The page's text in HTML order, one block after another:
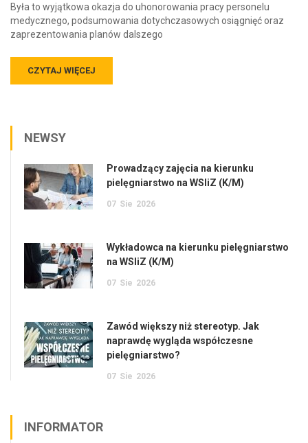
Była to wyjątkowa okazja do uhonorowania pracy personelu
medycznego, podsumowania dotychczasowych osiągnięć oraz
zaprezentowania planów dalszego
CZYTAJ WIĘCEJ
NEWSY
Prowadzący zajęcia na kierunku
pielęgniarstwo na WSIiZ (K/M)
07 Sie 2026
Wykładowca na kierunku pielęgniarstwo
na WSIiZ (K/M)
07 Sie 2026
Zawód większy niż stereotyp. Jak
naprawdę wygląda współczesne
pielęgniarstwo?
07 Sie 2026
INFORMATOR